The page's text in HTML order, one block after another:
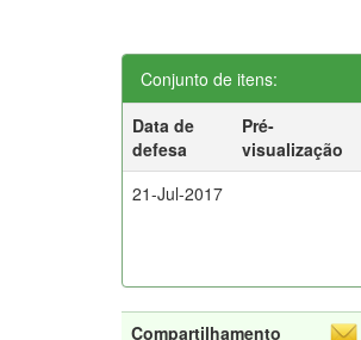
Conjunto de itens:
Data de
defesa
Pré-
visualização
21-Jul-2017
Compartilhamento